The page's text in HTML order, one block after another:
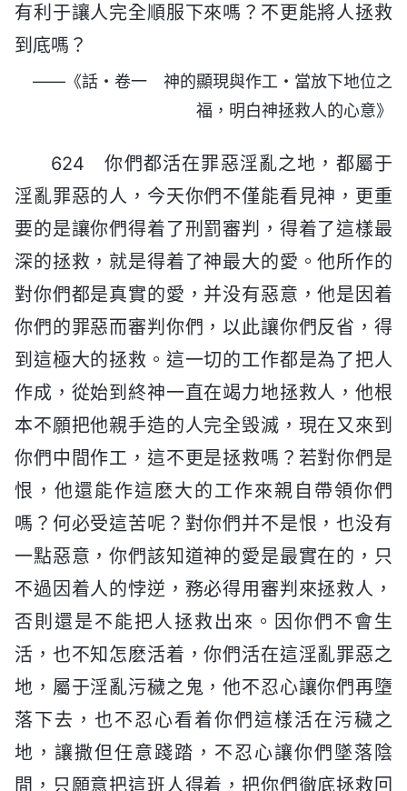
有利于讓人完全順服下來嗎？不更能將人拯救
到底嗎？
——《話・卷一 神的顯現與作工・當放下地位之
福，明白神拯救人的心意》
624 你們都活在罪惡淫亂之地，都屬于
淫亂罪惡的人，今天你們不僅能看見神，更重
要的是讓你們得着了刑罰審判，得着了這樣最
深的拯救，就是得着了神最大的愛。他所作的
對你們都是真實的愛，并没有惡意，他是因着
你們的罪惡而審判你們，以此讓你們反省，得
到這極大的拯救。這一切的工作都是為了把人
作成，從始到終神一直在竭力地拯救人，他根
本不願把他親手造的人完全毁滅，現在又來到
你們中間作工，這不更是拯救嗎？若對你們是
恨，他還能作這麽大的工作來親自帶領你們
嗎？何必受這苦呢？對你們并不是恨，也没有
一點惡意，你們該知道神的愛是最實在的，只
不過因着人的悖逆，務必得用審判來拯救人，
否則還是不能把人拯救出來。因你們不會生
活，也不知怎麽活着，你們活在這淫亂罪惡之
地，屬于淫亂污穢之鬼，他不忍心讓你們再墮
落下去，也不忍心看着你們這樣活在污穢之
地，讓撒但任意踐踏，不忍心讓你們墜落陰
間，只願意把這班人得着，把你們徹底拯救回